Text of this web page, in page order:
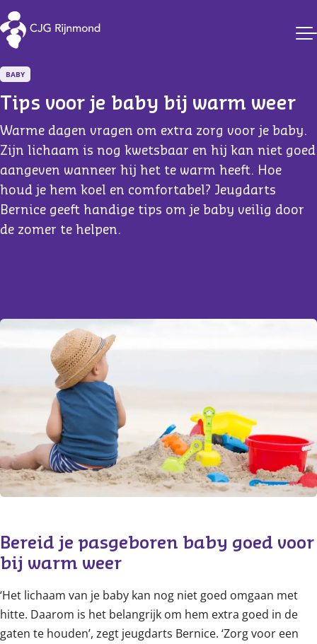
CJG Rijnmond
BABY
Tips voor je baby bij warm weer
Warme dagen vragen om extra zorg voor je baby.
Zijn lichaam is nog kwetsbaar en hij kan niet goed
aangeven wanneer hij het te warm heeft. Hoe
houd je hem koel en comfortabel? Jeugdarts
Bernice geeft handige tips om je baby veilig door
de zomer te helpen.
Bereid je pasgeboren baby goed voor
bij warm weer
‘Het lichaam van je baby kan nog niet goed omgaan met
hitte. Daarom is het belangrijk om hem extra goed in de
gaten te houden’, zegt jeugdarts Bernice. ‘Zorg voor een